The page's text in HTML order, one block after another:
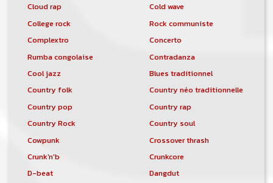
Cloud rap
Cold wave
College rock
Rock communiste
Complextro
Concerto
Rumba congolaise
Contradanza
Cool jazz
Blues traditionnel
Country folk
Country néo traditionnelle
Country pop
Country rap
Country Rock
Country soul
Cowpunk
Crossover thrash
Crunk'n'b
Crunkcore
D-beat
Dangdut